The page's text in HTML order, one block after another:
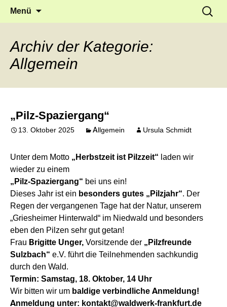
Waldwerk e.V.
Frankfurt Griesheim
Menü
Suchen
nach:
Archiv der Kategorie:
Allgemein
„Pilz-Spaziergang“
13. Oktober 2025 Allgemein Ursula Schmidt
Unter dem Motto „Herbstzeit ist Pilzzeit“ laden wir
wieder zu einem
„Pilz-Spaziergang“ bei uns ein!
Dieses Jahr ist ein besonders gutes „Pilzjahr“. Der
Regen der vergangenen Tage hat der Natur, unserem
„Griesheimer Hinterwald“ im Niedwald und besonders
eben den Pilzen sehr gut getan!
Frau Brigitte Unger, Vorsitzende der „Pilzfreunde
Sulzbach“ e.V. führt die Teilnehmenden sachkundig
durch den Wald.
Termin: Samstag, 18. Oktober, 14 Uhr
Wir bitten wir um baldige verbindliche Anmeldung!
Anmeldung unter: kontakt@waldwerk-frankfurt.de